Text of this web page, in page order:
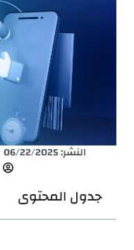
النشر:06/22/2025
جدول المحتوى